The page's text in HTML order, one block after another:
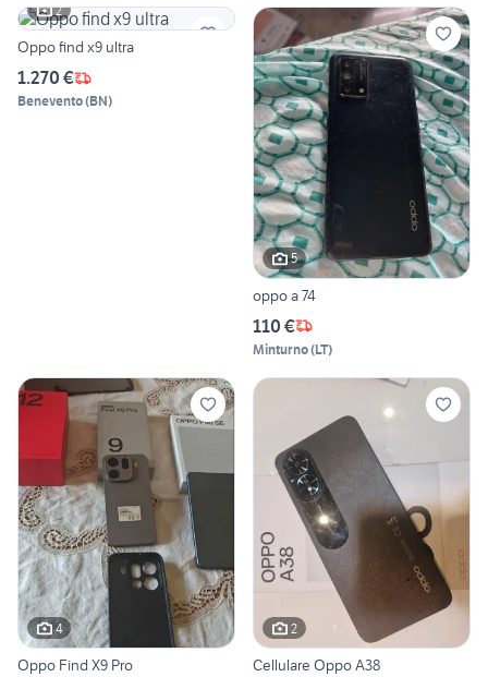
2
Oppo find x9 ultra
1.270 €
Benevento(BN)
5
oppo a 74
110 €
Minturno(LT)
4
Oppo Find X9 Pro
2
Cellulare Oppo A38